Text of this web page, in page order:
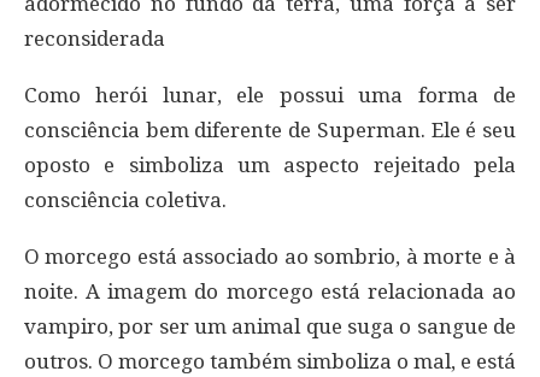
reconsiderada
Como herói lunar, ele possui uma forma de
consciência bem diferente de Superman. Ele é seu
oposto e simboliza um aspecto rejeitado pela
consciência coletiva.
O morcego está associado ao sombrio, à morte e à
noite. A imagem do morcego está relacionada ao
vampiro, por ser um animal que suga o sangue de
outros. O morcego também simboliza o mal, e está